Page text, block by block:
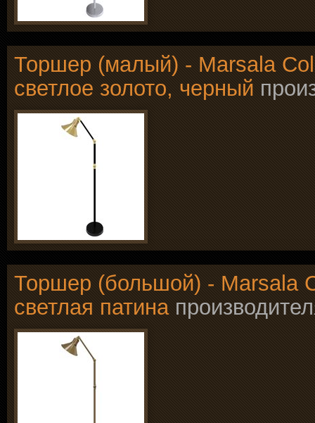
Торшер (малый) - Marsala
светлое золото, черный
Торшер (большой) - Marsala
светлая патина